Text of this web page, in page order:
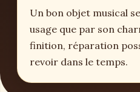
Un bon objet musical
usage que par son
finition, réparation
revoir dans le temps.